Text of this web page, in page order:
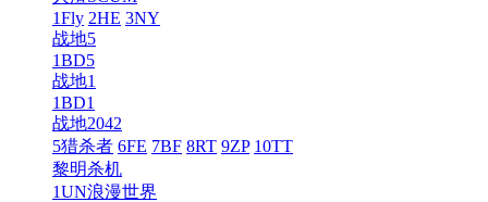
1Fly 2HE 3NY
战地5
1BD5
战地1
1BD1
战地2042
5猎杀者 6FE 7BF 8RT 9ZP 10TT
黎明杀机
1UN浪漫世界